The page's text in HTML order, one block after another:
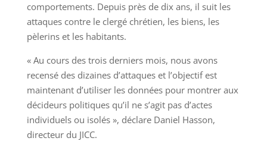
comportements. Depuis près de dix ans, il suit les
attaques contre le clergé chrétien, les biens, les
pèlerins et les habitants.
« Au cours des trois derniers mois, nous avons
recensé des dizaines d’attaques et l’objectif est
maintenant d’utiliser les données pour montrer aux
décideurs politiques qu’il ne s’agit pas d’actes
individuels ou isolés », déclare Daniel Hasson,
directeur du JICC.